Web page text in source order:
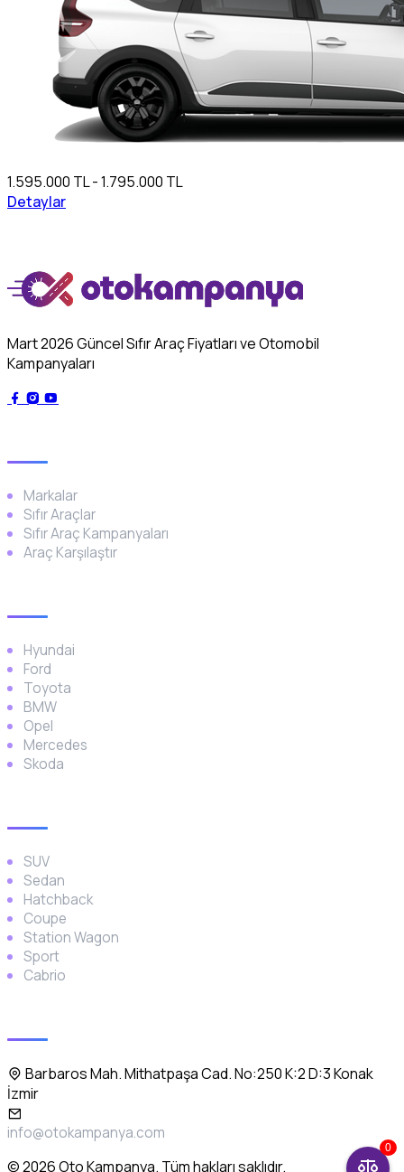
1.595.000 TL - 1.795.000 TL
Detaylar
Mart 2026 Güncel Sıfır Araç Fiyatları ve Otomobil
Kampanyaları
Markalar
Sıfır Araçlar
Sıfır Araç Kampanyaları
Araç Karşılaştır
Hyundai
Ford
Toyota
BMW
Opel
Mercedes
Skoda
SUV
Sedan
Hatchback
Coupe
Station Wagon
Sport
Cabrio
Barbaros Mah. Mithatpaşa Cad. No:250 K:2 D:3 Konak
İzmir
info@otokampanya.com
© 2026 Oto Kampanya. Tüm hakları saklıdır.
0